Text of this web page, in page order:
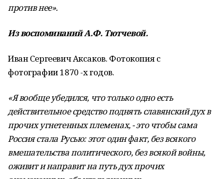
против нее».
Из воспоминаний А.Ф. Тютчевой.
Иван Сергеевич Аксаков. Фотокопия с
фотографии 1870 -х годов.
«Я вообще убедился, что только одно есть
действительное средство поднять славянский дух в
прочих угнетенных племенах, - это чтобы сама
Россия стала Русью: этот один факт, без всякого
вмешательства политического, без всякой войны,
оживит и направит на путь дух прочих